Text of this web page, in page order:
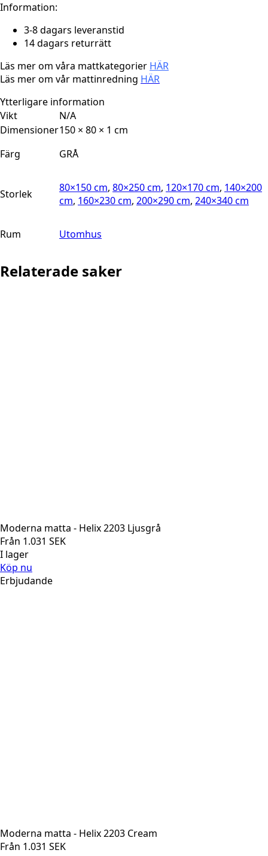
Information:
3-8 dagars leveranstid
14 dagars returrätt
Läs mer om våra mattkategorier HÄR
Läs mer om vår mattinredning HÄR
Ytterligare information
Vikt
N/A
Dimensioner150 × 80 × 1 cm
Färg
GRÅ
Storlek 80×150 cm, 80×250 cm, 120×170 cm, 140×200
cm, 160×230 cm, 200×290 cm, 240×340 cm
Rum Utomhus
Relaterade saker
Moderna matta - Helix 2203 Ljusgrå
Från 1.031 SEK
I lager
Köp nu
Erbjudande
Moderna matta - Helix 2203 Cream
Från 1.031 SEK